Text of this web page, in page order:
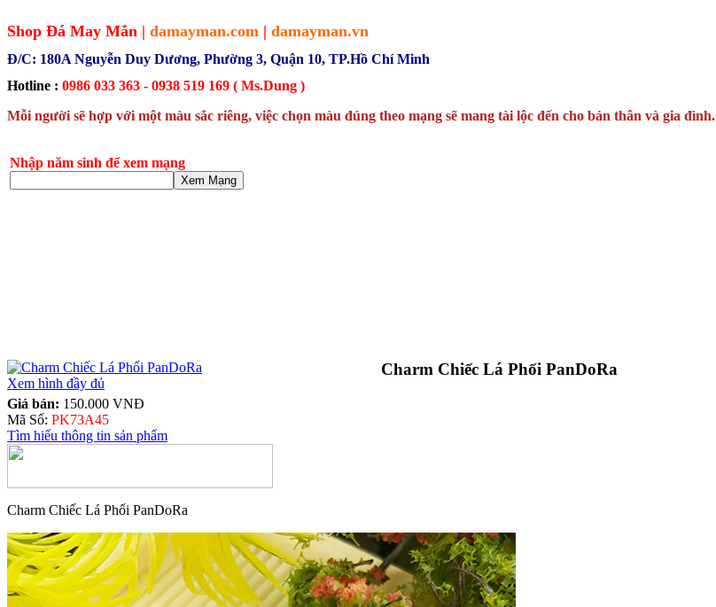
Shop Đá May Mắn | damayman.com | damayman.vn
Đ/C: 180A Nguyễn Duy Dương, Phường 3, Quận 10, TP.Hồ Chí Minh
Hotline : 0986 033 363 - 0938 519 169 ( Ms.Dung )
Mỗi người sẽ hợp với một màu sắc riêng, việc chọn màu đúng theo mạng sẽ mang tài lộc đến cho bản thân và gia đình.
Nhập năm sinh để xem mạng
Xem Mạng
Xem hình đầy đủ
Charm Chiếc Lá Phối PanDoRa
Giá bán: 150.000 VNĐ
Mã Số: PK73A45
Tìm hiểu thông tin sản phẩm
Charm Chiếc Lá Phối PanDoRa